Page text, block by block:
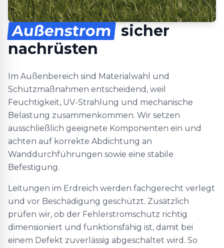
Außenstrom sicher
nachrüsten
Im Außenbereich sind Materialwahl und
Schutzmaßnahmen entscheidend, weil
Feuchtigkeit, UV-Strahlung und mechanische
Belastung zusammenkommen. Wir setzen
ausschließlich geeignete Komponenten ein und
achten auf korrekte Abdichtung an
Wanddurchführungen sowie eine stabile
Befestigung.
Leitungen im Erdreich werden fachgerecht verlegt
und vor Beschädigung geschützt. Zusätzlich
prüfen wir, ob der Fehlerstromschutz richtig
dimensioniert und funktionsfähig ist, damit bei
einem Defekt zuverlässig abgeschaltet wird. So